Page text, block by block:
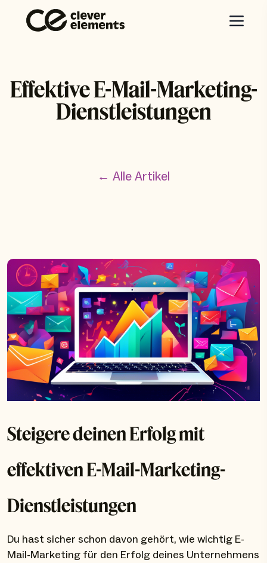
Effektive E-Mail-Marketing-
Dienstleistungen
← Alle Artikel
Steigere deinen Erfolg mit
effektiven E-Mail-Marketing-
Dienstleistungen
Du hast sicher schon davon gehört, wie wichtig E-
Mail-Marketing für den Erfolg deines Unternehmens